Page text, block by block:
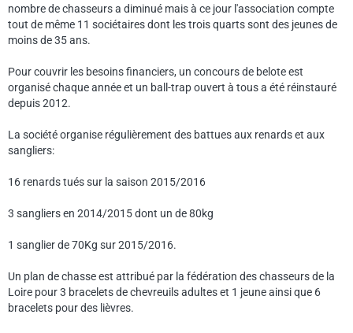
nombre de chasseurs a diminué mais à ce jour l'association compte
tout de même 11 sociétaires dont les trois quarts sont des jeunes de
moins de 35 ans.
Pour couvrir les besoins financiers, un concours de belote est
organisé chaque année et un ball-trap ouvert à tous a été réinstauré
depuis 2012.
La société organise régulièrement des battues aux renards et aux
sangliers:
16 renards tués sur la saison 2015/2016
3 sangliers en 2014/2015 dont un de 80kg
1 sanglier de 70Kg sur 2015/2016.
Un plan de chasse est attribué par la fédération des chasseurs de la
Loire pour 3 bracelets de chevreuils adultes et 1 jeune ainsi que 6
bracelets pour des lièvres.